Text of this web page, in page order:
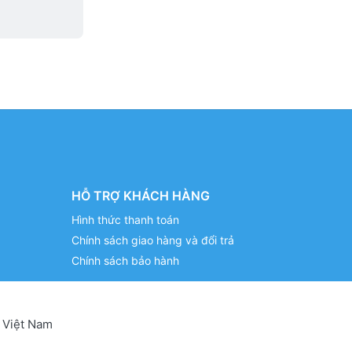
HỖ TRỢ KHÁCH HÀNG
Hình thức thanh toán
Chính sách giao hàng và đổi trả
Chính sách bảo hành
Nam